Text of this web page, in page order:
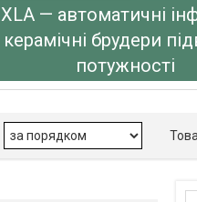
XLA — автоматичні
керамічні брудери
потужності